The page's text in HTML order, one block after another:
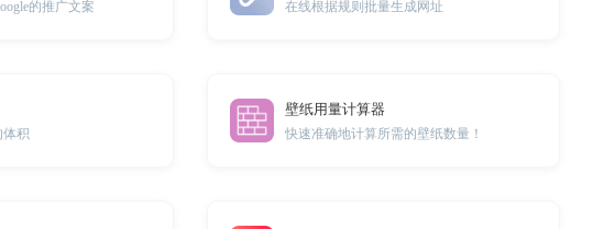
的推广文案 在线根据规则批量生成网址
积
壁纸用量计算器
快速准确地计算所需的壁纸数量！